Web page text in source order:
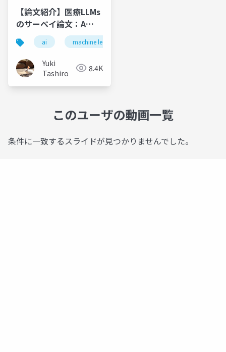
【論文紹介】医療LLMs
のサーベイ論文：A
Survey of Large
Language Models in
Medicine: Principles,
Applications, and
Challenges
ai machine learning
Yuki
Tashiro
8.4K
このユーザの動画一覧
条件に一致するスライドが見つかりませんでした。